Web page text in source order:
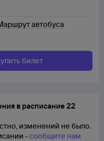
автобуса
билет
в расписание 22
изменений не было.
-сообщите нам